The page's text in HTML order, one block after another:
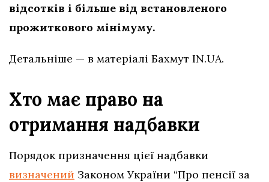
відсотків і більше від встановленого
прожиткового мінімуму.
Детальніше — в матеріалі Бахмут IN.UA.
Хто має право на
отримання надбавки
Порядок призначення цієї надбавки
визначений Законом України “Про пенсії за